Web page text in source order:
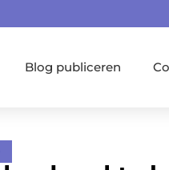
Blog publiceren